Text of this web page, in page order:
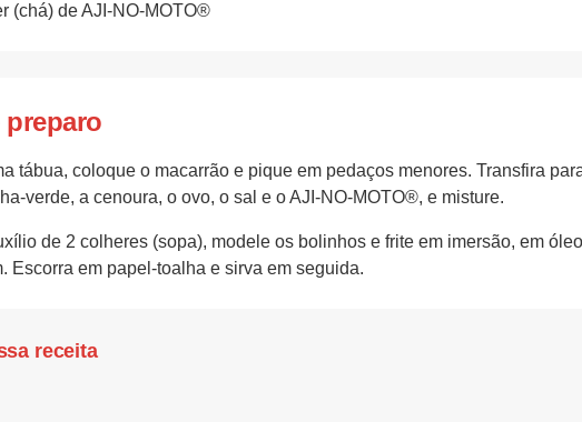
(chá) de AJI-NO-MOTO®
tábua, coloque o macarrão e pique em pedaços menores. Transfira
verde, a cenoura, o ovo, o sal e o AJI-NO-MOTO®, e misture.
de 2 colheres (sopa), modele os bolinhos e frite em imersão, em
Escorra em papel-toalha e sirva em seguida.
receita